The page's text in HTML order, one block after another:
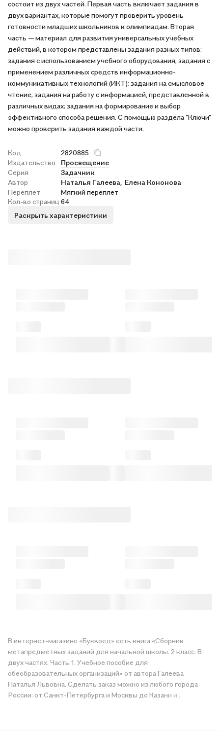
состоит из двух частей. Первая часть включает задания в
двух вариантах, которые помогут проверить уровень
готовности младших школьников к олимпиадам. Вторая
часть — материал для развития универсальных учебных
действий, в котором представлены задания разных типов:
задания с использованием учебного оборудования; задания с
применением различных средств информационно-
коммуникативных технологий (ИКТ); задания на смысловое
чтение; задания на работу с информацией, представленной в
различных видах; задания на формирование и выбор
эффективного способа решения. С помощью раздела "Ключи"
можно проверить задания каждой части.
Код
2820885
Издательство
Просвещение
Серия
Задачник
Автор
Наталья Галеева, Елена Кононова
Переплет
Мягкий переплёт
Кол-во страниц 64
Раскрыть характеристики
В интернет-магазине «Буквоед» есть книга «Сборник
метапредметных заданий для начальной школы. 2 класс. В
двух частях. Часть 1. Учебное пособие для
обеобразовательных организаций» от автора Галеева
Наталья Львовна. Сделать заказ можно из любого города
России: от Санкт-Петербурга и Москвы до Казани и